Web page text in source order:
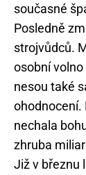
současné
Posledně
strojvůdců.
osobní
nesou také
ohodnocení.
nechala
zhruba
Již v březnu